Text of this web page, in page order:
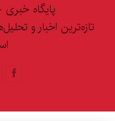
پایگاه
تازه‌ترین اخبار و